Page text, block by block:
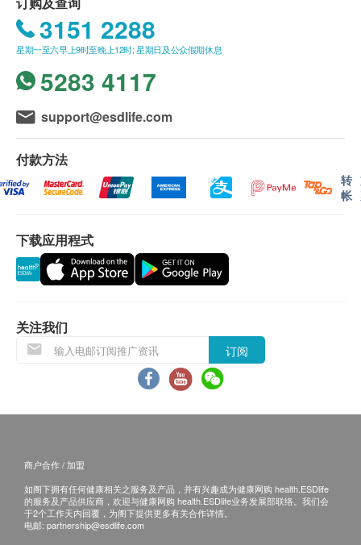
没有升降机之楼层，将收取上楼送货费，费用为每
层$30。
偏远地区如离岛、马湾、愉景湾、大屿山及东涌等
地区，将额外收取$200送货费, 但车辆不能直达的
账单总额未满HK$800 需附加HK$80运费。
订单确认后将于 4 个工作天内营康荟会联络安排发
货。
不排除运送时间会因节日而有所影响。当八号烈风
送货)，敬请留意。
所有订单须视乎相关货品的供应情况再作最后确
认。倘若供应商未能提供任何订单上的货品，健康
于送货前透过电话或电邮通知顾客再作安排。
倘若由于不可抗力的原因(包括但不限于由于天
灾、火灾、水灾、意外、暴乱、战争、政府政策、
罢工或任何不能控制的情况)而未能准确地提供阁
下所需的货品或服务，华康复康用品有限公司及健
偿。
确保货品在预约日期送到该地址，若因阁下的原因
而导致货品超过购买日期30日后仍不成功派送，康
3151 2288
星期一至六早上9时至晚上12时; 星期日及公众假期休息
5283 4117
support@esdlife.com
付款方法
转
帐
下载应用程式
关注我们
订阅
商户合作 / 加盟
如阁下拥有任何健康相关之服务及产品，并有兴趣成为健康网购 health.ESDlife
的服务及产品供应商，欢迎与健康网购 health.ESDlife业务发展部联络。我们会
于2个工作天内回覆，为阁下提供更多有关合作详情。
电邮: partnership@esdlife.com